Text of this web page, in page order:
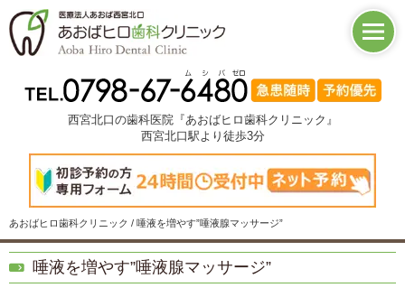
西宮北口の歯科医院『あおばヒロ歯科クリニック』
西宮北口駅より徒歩3分
あおばヒロ歯科クリニック / 唾液を増やす”唾液腺マッサージ”
唾液を増やす”唾液腺マッサージ”